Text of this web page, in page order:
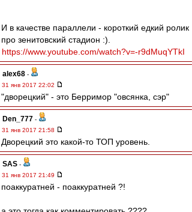
И в качестве параллели - короткий едкий ролик
про зенитовский стадион :).
https://www.youtube.com/watch?v=-r9dMuqYTkI
alex68 -
31 янв 2017 22:02
"дворецкий" - это Берримор "овсянка, сэр"
Den_777 -
31 янв 2017 21:58
Дворецкий это какой-то ТОП уровень.
SAS -
31 янв 2017 21:49
поаккуратней - поаккуратней ?!